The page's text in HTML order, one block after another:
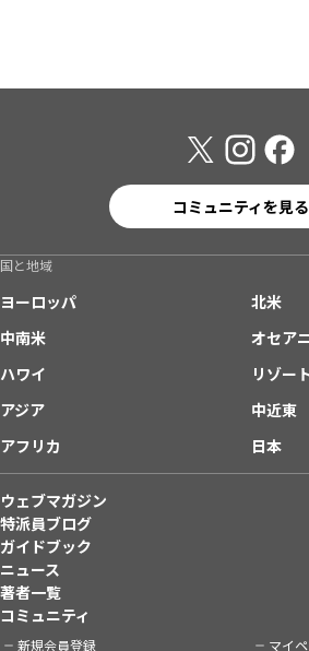
コミュニティを見る
国と地域
ヨーロッパ
北米
中南米
オセア
ハワイ
リゾー
アジア
中近東
アフリカ
日本
ウェブマガジン
特派員ブログ
ガイドブック
ニュース
著者一覧
コミュニティ
新規会員登録 マイ